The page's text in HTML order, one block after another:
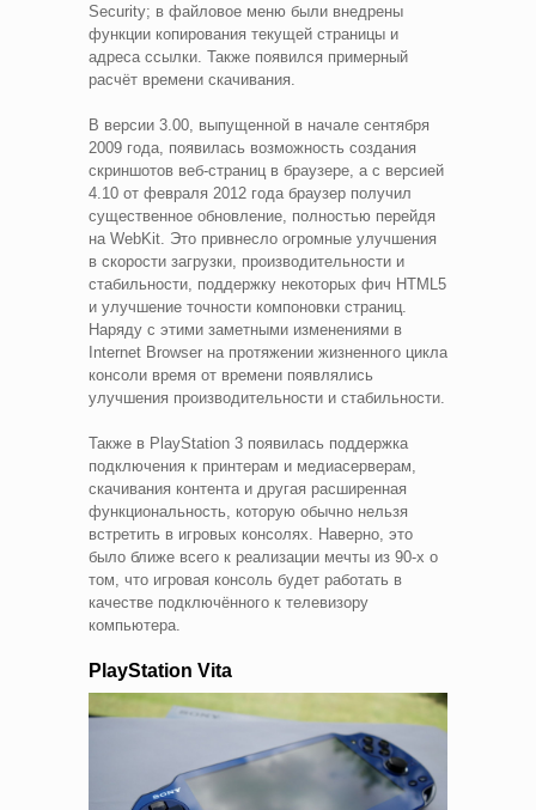
Security; в файловое меню были внедрены
функции копирования текущей страницы и
адреса ссылки. Также появился примерный
расчёт времени скачивания.
В версии 3.00, выпущенной в начале сентября
2009 года, появилась возможность создания
скриншотов веб-страниц в браузере, а с версией
4.10 от февраля 2012 года браузер получил
существенное обновление, полностью перейдя
на WebKit. Это привнесло огромные улучшения
в скорости загрузки, производительности и
стабильности, поддержку некоторых фич HTML5
и улучшение точности компоновки страниц.
Наряду с этими заметными изменениями в
Internet Browser на протяжении жизненного цикла
консоли время от времени появлялись
улучшения производительности и стабильности.
Также в PlayStation 3 появилась поддержка
подключения к принтерам и медиасерверам,
скачивания контента и другая расширенная
функциональность, которую обычно нельзя
встретить в игровых консолях. Наверно, это
было ближе всего к реализации мечты из 90-х о
том, что игровая консоль будет работать в
качестве подключённого к телевизору
компьютера.
PlayStation Vita